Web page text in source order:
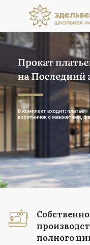
на
В
с
полного